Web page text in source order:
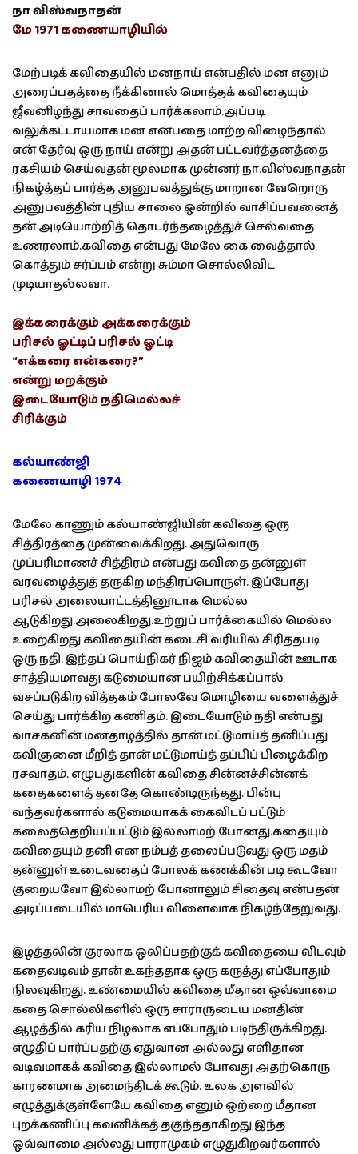
நா விஸ்வநாதன்
மே 1971 கணையாழியில்
மேற்படிக் கவிதையில் மனநாய் என்பதில் மன எனும்
அரைப்பதத்தை நீக்கினால் மொத்தக் கவிதையும்
ஜீவனிழந்து சாவதைப் பார்க்கலாம்.அப்படி
வலுக்கட்டாயமாக மன என்பதை மாற்ற விழைந்தால்
என் தேர்வு ஒரு நாய் என்று அதன் பட்டவர்த்தனத்தை
ரகசியம் செய்வதன் மூலமாக முன்னர் நா.விஸ்வநாதன்
நிகழ்த்தப் பார்த்த அனுபவத்துக்கு மாறான வேறொரு
அனுபவத்தின் புதிய சாலை ஒன்றில் வாசிப்பவனைத்
தன் அடியொற்றித் தொடர்ந்தழைத்துச் செல்வதை
உணரலாம்.கவிதை என்பது மேலே கை வைத்தால்
கொத்தும் சர்ப்பம் என்று சும்மா சொல்லிவிட
முடியாதல்லவா.
இக்கரைக்கும் அக்கரைக்கும்
பரிசல் ஓட்டிப் பரிசல் ஓட்டி
“எக்கரை என்கரை?”
என்று மறக்கும்
இடையோடும் நதிமெல்லச்
சிரிக்கும்
கல்யாண்ஜி
கணையாழி 1974
மேலே காணும் கல்யாண்ஜியின் கவிதை ஒரு
சித்திரத்தை முன்வைக்கிறது. அதுவொரு
முப்பரிமாணச் சித்திரம் என்பது கவிதை தன்னுள்
வரவழைத்துத் தருகிற மந்திரப்பொருள். இப்போது
பரிசல் அலையாட்டத்தினூடாக மெல்ல
ஆடுகிறது.அலைகிறது.உற்றுப் பார்க்கையில் மெல்ல
உறைகிறது கவிதையின் கடைசி வரியில் சிரித்தபடி
ஒரு நதி. இந்தப் பொய்நிகர் நிஜம் கவிதையின் ஊடாக
சாத்தியமாவது கடுமையான பயிற்சிக்கப்பால்
வசப்படுகிற வித்தகம் போலவே மொழியை வளைத்துச்
செய்து பார்க்கிற கணிதம். இடையோடும் நதி என்பது
வாசகனின் மனதாழத்தில் தான் மட்டுமாய்த் தனிப்பது
கவிஞனை மீறித் தான் மட்டுமாய்த் தப்பிப் பிழைக்கிற
ரசவாதம். எழுபதுகளின் கவிதை சின்னச்சின்னக்
கதைகளைத் தனதே கொண்டிருந்தது. பின்பு
வந்தவர்களால் கடுமையாகக் கைவிடப் பட்டும்
கலைத்தெறியப்பட்டும் இல்லாமற் போனது.கதையும்
கவிதையும் தனி என நம்பத் தலைப்படுவது ஒரு மதம்
தன்னுள் உடைவதைப் போலக் கணக்கின் படி கூடவோ
குறையவோ இல்லாமற் போனாலும் சிதைவு என்பதன்
அடிப்படையில் மாபெரிய விளைவாக நிகழ்ந்தேறுவது.
இழத்தலின் குரலாக ஒலிப்பதற்குக் கவிதையை விடவும்
கதைவடிவம் தான் உகந்ததாக ஒரு கருத்து எப்போதும்
நிலவுகிறது. உண்மையில் கவிதை மீதான ஒவ்வாமை
கதை சொல்லிகளில் ஒரு சாராருடைய மனதின்
ஆழத்தில் கரிய நிழலாக எப்போதும் படிந்திருக்கிறது.
எழுதிப் பார்ப்பதற்கு ஏதுவான அல்லது எளிதான
வடிவமாகக் கவிதை இல்லாமல் போவது அதற்கொரு
காரணமாக அமைந்திடக் கூடும். உலக அளவில்
எழுத்துக்குள்ளேயே கவிதை எனும் ஒற்றை மீதான
புறக்கணிப்பு கவனிக்கத் தகுந்ததாகிறது இந்த
ஒவ்வாமை அல்லது பாராமுகம் எழுதுகிறவர்களால்